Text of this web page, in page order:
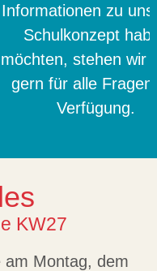
Informationen zu
Schulkonzept
möchten, stehen wir
gern für alle
Verfügung.
KW27
am Montag, dem